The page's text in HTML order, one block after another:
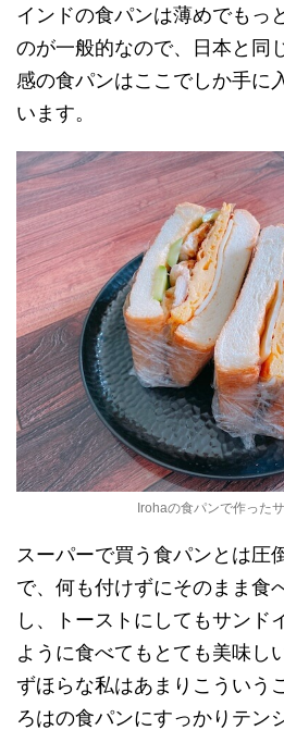
インドの食パンは薄めでもっ
のが一般的なので、日本と同
感の食パンはここでしか手に
います。
Irohaの食パンで作った
スーパーで買う食パンとは圧
で、何も付けずにそのまま食
し、トーストにしてもサンド
ように食べてもとても美味し
ずほらな私はあまりこういう
ろはの食パンにすっかりテン